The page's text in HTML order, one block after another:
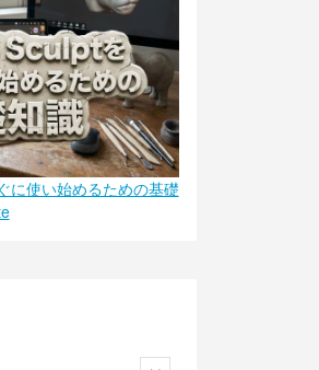
に使い始めるための基礎